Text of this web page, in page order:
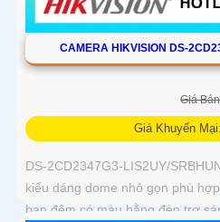
CAMERA HIKVISION DS-
Giá
Giá Khuyến
DS-2CD2347G3-LIS2UY/
kiểu dáng dome nhỏ gọn phù
ban đêm có màu bằng đèn trợ